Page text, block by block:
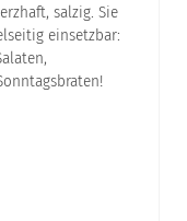
salzig. Sie
einsetzbar: